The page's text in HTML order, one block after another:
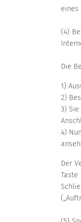
eines
(4)
Die
1)
2)
3)
4)
Der